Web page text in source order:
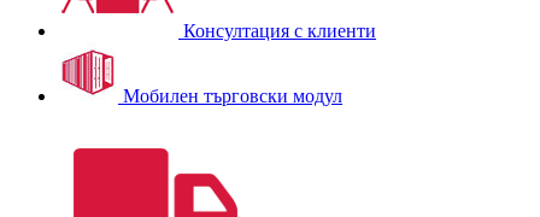
Консултация с клиенти
Мобилен търговски модул